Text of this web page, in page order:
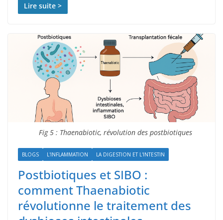
Lire suite >
Fig 5 : Thaenabiotic, révolution des postbiotiques
BLOGS L'INFLAMMATION LA DIGESTION ET L'INTESTIN
Postbiotiques et SIBO :
comment Thaenabiotic
révolutionne le traitement des